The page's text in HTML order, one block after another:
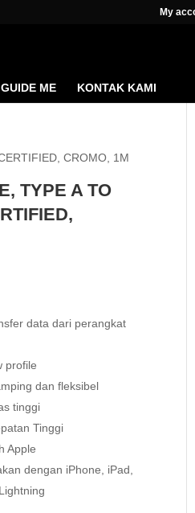
My
GUIDE ME KONTAK KAMI
CROMO, 1M
TYPE A TO
data dari perangkat
profile
dan fleksibel
tinggi
Tinggi
Apple
dengan iPhone, iPad,